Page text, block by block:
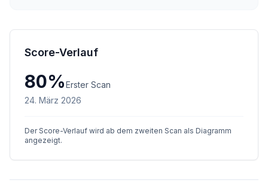
Score-Verlauf
80%Erster Scan
24. März 2026
Der Score-Verlauf wird ab dem zweiten Scan als Diagramm
angezeigt.